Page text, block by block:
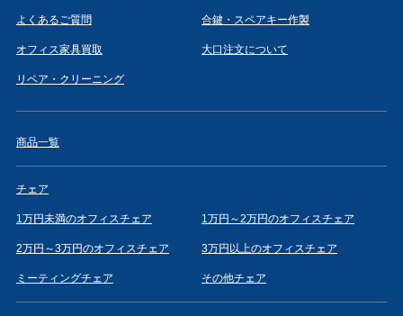
よくあるご質問 合鍵・スペアキー作製
オフィス家具買取 大口注文について
リペア・クリーニング
商品一覧
チェア
1万円未満のオフィスチェア 1万円～2万円のオフィスチェア
2万円～3万円のオフィスチェア 3万円以上のオフィスチェア
ミーティングチェア その他チェア